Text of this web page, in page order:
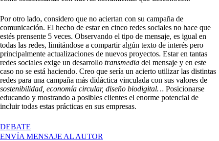
Por otro lado, considero que no aciertan con su campaña de
comunicación. El hecho de estar en cinco redes sociales no hace que
estés prensente 5 veces. Observando el tipo de mensaje, es igual en
todas las redes, limitándose a compartir algún texto de interés pero
principalmente actualizaciones de nuevos proyectos. Estar en tantas
redes sociales exige un desarrollo transmedia del mensaje y en este
caso no se está haciendo. Creo que sería un acierto utilizar las distintas
redes para una campaña más didáctica vinculada con sus valores de
sostenibilidad, economía circular, diseño biodigital… Posicionarse
educando y mostrando a posibles clientes el enorme potencial de
incluir todas estas prácticas en sus empresas.
DEBATE
PEC
ENVÍA MENSAJE AL AUTOR